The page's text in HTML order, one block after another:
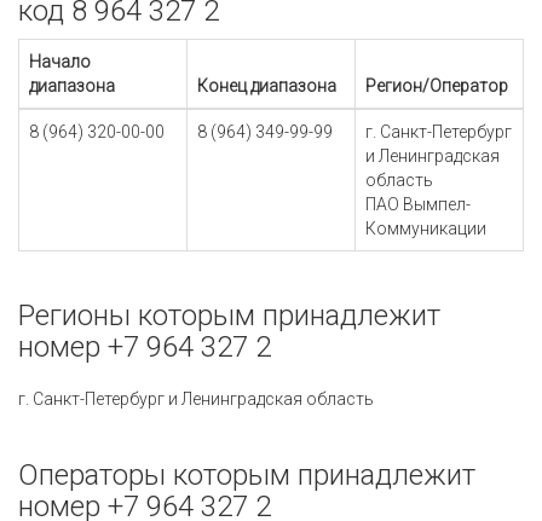
код 8 964 327 2
Начало
диапазона
Конец диапазона Регион/Оператор
8 (964) 320-00-00 8 (964) 349-99-99
г. Санкт-Петербург
и Ленинградская
область
ПАО Вымпел-
Коммуникации
Регионы которым принадлежит
номер +7 964 327 2
г. Санкт-Петербург и Ленинградская область
Операторы которым принадлежит
номер +7 964 327 2